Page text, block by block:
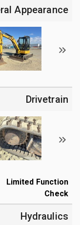
Appearance
Drivetrain
Limited Function
Check
Hydraulics